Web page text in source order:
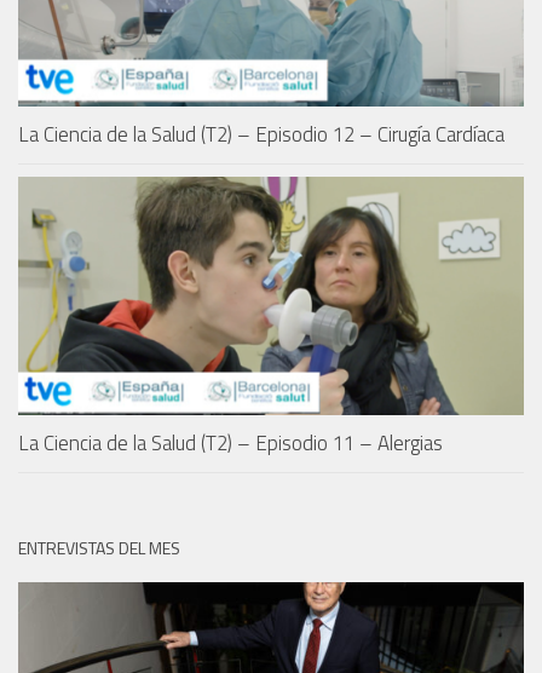
La Ciencia de la Salud (T2) – Episodio 12 – Cirugía Cardíaca
La Ciencia de la Salud (T2) – Episodio 11 – Alergias
ENTREVISTAS DEL MES